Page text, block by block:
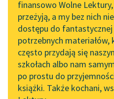
Wolne Lektury na 32.
Pol’and’Rock Festivalu
„Kochanek Lady
Chatterley” do słuchania
na Wolnych Lekturach
Nowy audiobook –
finansowo Wolne
przeżyją, a my bez nich
dostępu do
potrzebnych materiałów,
często przydają się
szkołach albo nam
po prostu do
książki. Także kochani,